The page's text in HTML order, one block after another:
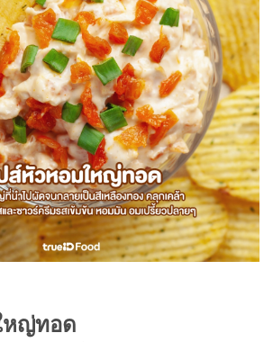
หญ่ทอด